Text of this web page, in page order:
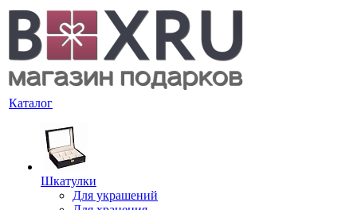
Каталог
Шкатулки
Для украшений